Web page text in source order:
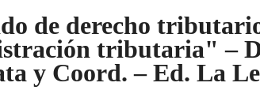
de derecho
tributaria" –
y Coord. – Ed. La